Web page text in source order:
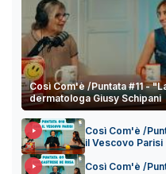
Così Com'è /Puntata #11 -
dermatologa Giusy Schipani
Così Com'è /
il Vescovo Parisi
Così Com'è /